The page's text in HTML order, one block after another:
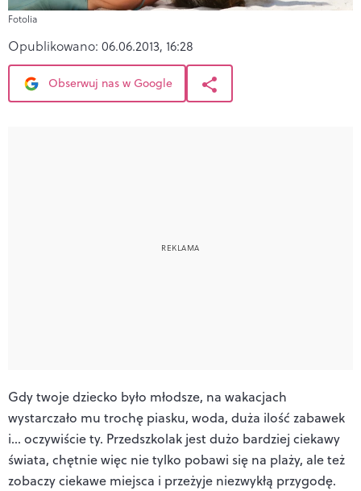
Fotolia
Opublikowano: 06.06.2013, 16:28
Obserwuj nas w Google
Gdy twoje dziecko było młodsze, na wakacjach
wystarczało mu trochę piasku, woda, duża ilość zabawek
i… oczywiście ty. Przedszkolak jest dużo bardziej ciekawy
świata, chętnie więc nie tylko pobawi się na plaży, ale też
zobaczy ciekawe miejsca i przeżyje niezwykłą przygodę.